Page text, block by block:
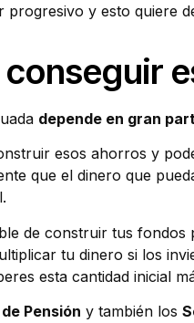
progresivo y esto quiere
depende en gran
esos ahorros y
que el dinero que
de construir tus
tu dinero si los
esta cantidad inicial
Pensión y también los